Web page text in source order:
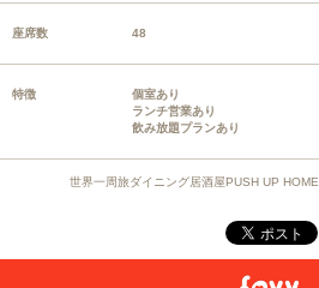
座席数 48
特徴
個室あり
ランチ営業あり
飲み放題プランあり
世界一周旅ダイニング居酒屋PUSH UP HOME